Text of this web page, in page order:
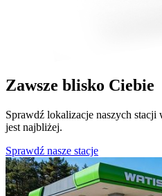
Zawsze blisko Ciebie
Sprawdź lokalizacje naszych
jest najbliżej.
Sprawdź nasze stacje